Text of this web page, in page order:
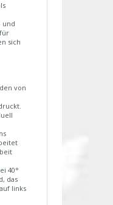
und
sich
von
40°
das
links